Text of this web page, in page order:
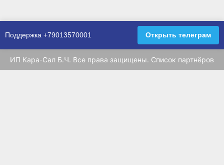
Поддержка +79013570001 Открыть телеграм
ИП Кара-Сал Б.Ч. Все права защищены. Список партнёров